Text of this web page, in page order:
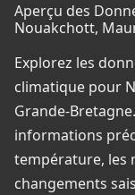
Aperçu des
Nouakchott,
Explorez les
climatique pour
Grande-
informations
température, les
changements